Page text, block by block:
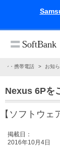
ン・携帯電話 お知
Nexus 6Pを
【ソフトウェ
掲載日：
2016年10月4日